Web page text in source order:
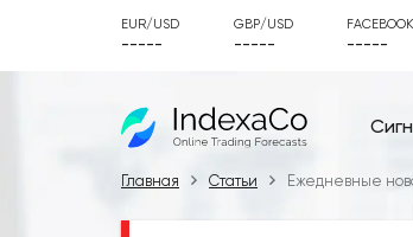
EUR/USD
-----
GBP/USD
-----
FACEBOOK
-----
Главная Статьи Ежедневные